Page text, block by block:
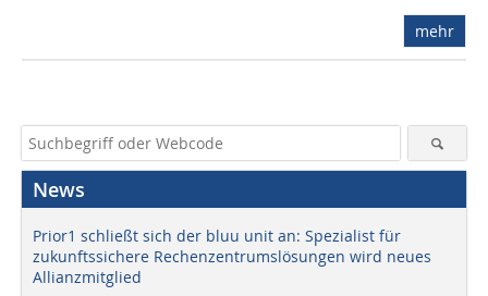
mehr
News
Prior1 schließt sich der bluu unit an: Spezialist für
zukunftssichere Rechenzentrumslösungen wird neues
Allianzmitglied